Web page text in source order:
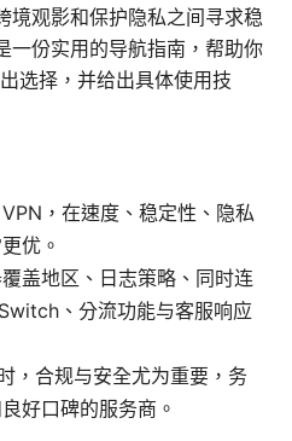
境观影和保护隐私之间寻求稳
一份实用的导航指南，帮助你
选择，并给出具体使用技
，在速度、稳定性、隐私
优。
盖地区、日志策略、同时连
、分流功能与客服响应
，合规与安全尤为重要，务
好口碑的服务商。